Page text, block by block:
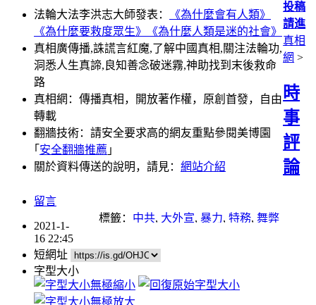
法輪大法李洪志大師發表：
《為什麼會有人類》
《為什麼要救度眾生》
《為什麼人類是迷的社會》
真相廣傳播,誅謊言紅魔,了解中國真相,關注法輪功,
洞悉人生真諦,良知善念破迷霧,神助找到末後救命
路
真相網：傳播真相，開放著作權，原創首發，自由
轉載
翻牆技術：請安全要求高的網友重點參閱美博園
｢ 安全翻牆推薦 ｣
關於資料傳送的說明，請見： 網站介紹
投稿
請進
真相
網 >
時
事
評
論
留言
標籤： 中共, 大外宣, 暴力, 特務, 舞弊
2021-1-
16 22:45
短網址
字型大小